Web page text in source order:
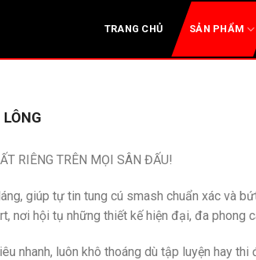
TRANG CHỦ SẢN PHẨM
RIÊNG TRÊN MỌI SÂN ĐẤU!
giúp tự tin tung cú smash chuẩn xác và
hội tụ những thiết kế hiện đại, đa phong
nhanh, luôn khô thoáng dù tập luyện hay thi